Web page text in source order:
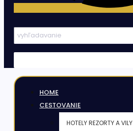
HOME
CESTOVANIE
HOTELY REZORTY A VILY